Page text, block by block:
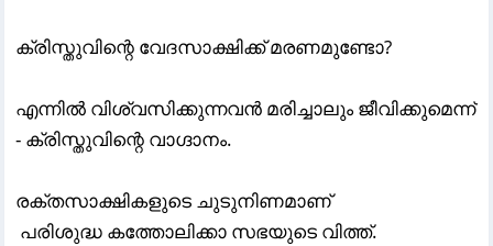
ക്രിസ്തുവിന്റെ വേദസാക്ഷിക്ക് മരണമുണ്ടോ?
എന്നിൽ വിശ്വസിക്കുന്നവൻ മരിച്ചാലും ജീവിക്കുമെന്ന്
- ക്രിസ്തുവിന്റെ വാഗ്ദാനം.
രക്തസാക്ഷികളുടെ ചുടുനിണമാണ്
‌ പരിശുദ്ധ കത്തോലിക്കാ സഭയുടെ വിത്ത്.